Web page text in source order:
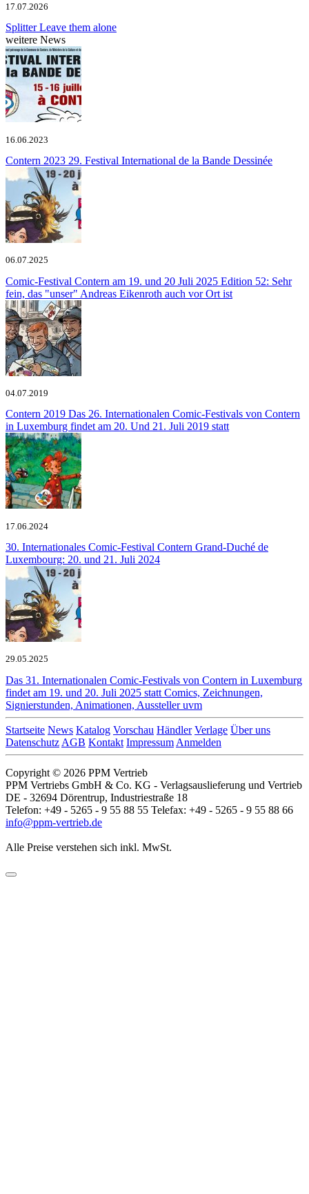
17.07.2026
SplitterLeave them alone
weitere News
16.06.2023
Contern 2023 29. Festival International de la Bande Dessinée
06.07.2025
Comic-Festival Contern am 19. und 20 Juli 2025 Edition 52: Sehr
fein, das "unser" Andreas Eikenroth auch vor Ort ist
04.07.2019
Contern 2019 Das 26. Internationalen Comic-Festivals von Contern
in Luxemburg findet am 20. Und 21. Juli 2019 statt
17.06.2024
30. Internationales Comic-Festival Contern Grand-Duché de
Luxembourg: 20. und 21. Juli 2024
29.05.2025
Das 31. Internationalen Comic-Festivals von Contern in Luxemburg
findet am 19. und 20. Juli 2025 statt Comics, Zeichnungen,
Signierstunden, Animationen, Aussteller uvm
Startseite News Katalog Vorschau Händler Verlage Über uns
Datenschutz AGB Kontakt Impressum Anmelden
Copyright © 2026 PPM Vertrieb
PPM Vertriebs GmbH & Co. KG - Verlagsauslieferung und Vertrieb
DE - 32694 Dörentrup, Industriestraße 18
Telefon: +49 - 5265 - 9 55 88 55 Telefax: +49 - 5265 - 9 55 88 66
info@ppm-vertrieb.de
Alle Preise verstehen sich inkl. MwSt.